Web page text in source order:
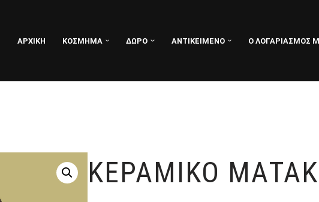
ΑΡΧΙΚΗ ΚΟΣΜΗΜΑ ΔΩΡΟ ΑΝΤΙΚΕΙΜΕΝΟ Ο ΛΟΓΑΡΙΑΣΜΌΣ
ΚΕΡΑΜΙΚΌ